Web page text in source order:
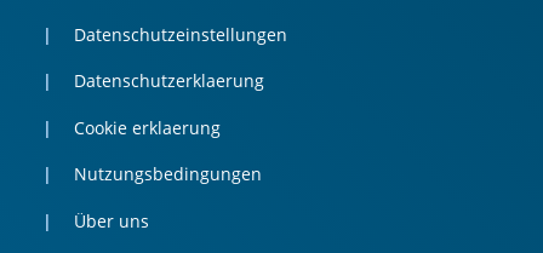
Datenschutzeinstellungen
Datenschutzerklaerung
Cookie erklaerung
Nutzungsbedingungen
Über uns